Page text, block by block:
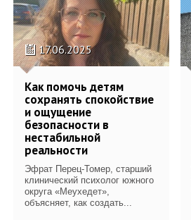
17.06.2025
Как помочь детям
сохранять спокойствие
и ощущение
безопасности в
нестабильной
реальности
Эфрат Перец-Томер, старший
клинический психолог южного
округа «Меухедет»,
объясняет, как создать...